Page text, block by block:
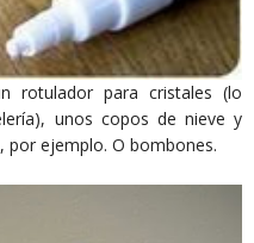
rotulador para cristales (lo
unos copos de nieve y
por ejemplo. O bombones.